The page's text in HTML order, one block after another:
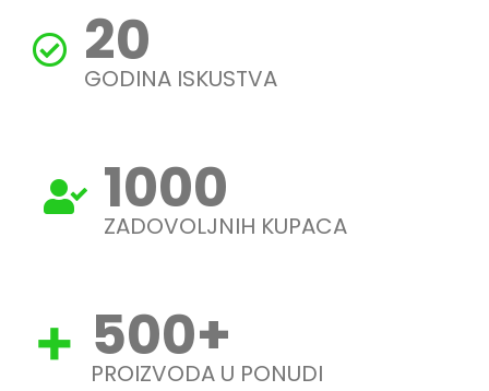
20
GODINA ISKUSTVA
1000
ZADOVOLJNIH KUPACA
500+
PROIZVODA U PONUDI